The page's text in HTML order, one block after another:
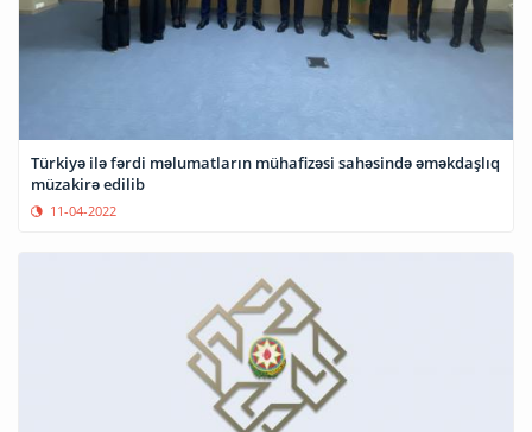
Türkiyə ilə fərdi məlumatların mühafizəsi sahəsində əməkdaşlıq
müzakirə edilib
11-04-2022